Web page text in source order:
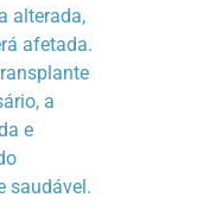
alterada,
afetada.
a
e
saudável.